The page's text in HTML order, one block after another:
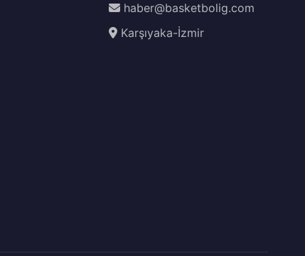
haber@basketbolig.com
Karşıyaka-İzmir